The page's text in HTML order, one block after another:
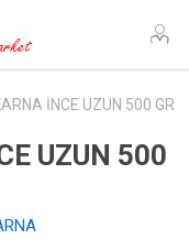
İNCE UZUN 500 GR
UZUN 500